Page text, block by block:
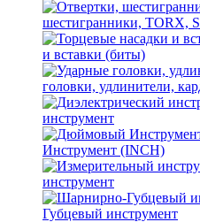
шестигранники, TORX,
и вставки (биты)
головки, удлинители,
инструмент
Инструмент (INCH)
инструмент
Губцевый инструмент